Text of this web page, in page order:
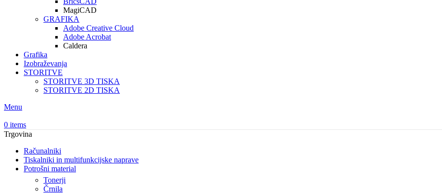
MagiCAD
GRAFIKA
Adobe Creative Cloud
Adobe Acrobat
Caldera
Grafika
Izobraževanja
STORITVE
STORITVE 3D TISKA
STORITVE 2D TISKA
Menu
0 items
Trgovina
Računalniki
Tiskalniki in multifunkcijske naprave
Potrošni material
Tonerji
Črnila